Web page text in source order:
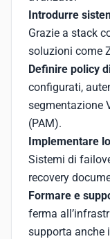
Introdurre
Grazie a stack
soluzioni come
Definire policy
configurati,
segmentazione
(PAM).
Implementare
Sistemi di
recovery
Formare e
ferma
supporta anche